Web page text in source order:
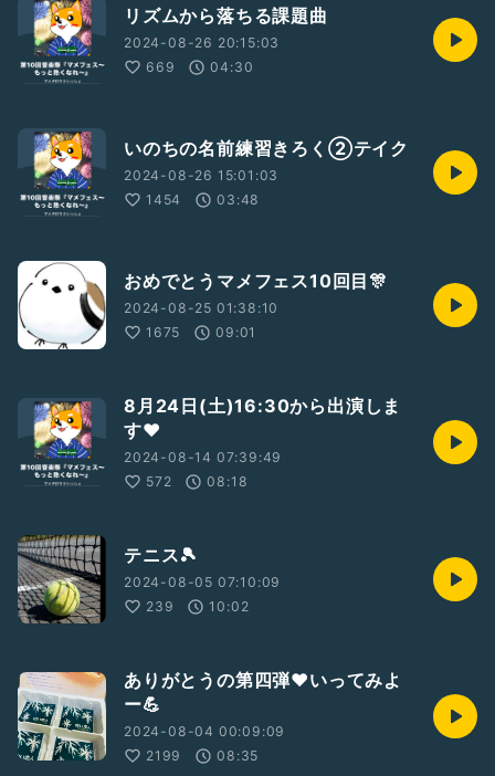
リズムから落ちる課題曲
2024-08-26 20:15:03
669
04:30
いのちの名前練習きろく②テイク
2024-08-26 15:01:03
1454
03:48
おめでとうマメフェス10回目🎊
2024-08-25 01:38:10
1675
09:01
8月24日(土)16:30から出演しま
す❤️
2024-08-14 07:39:49
572
08:18
テニス🎾
2024-08-05 07:10:09
239
10:02
ありがとうの第四弾❤️いってみよ
ー💪
2024-08-04 00:09:09
2199
08:35